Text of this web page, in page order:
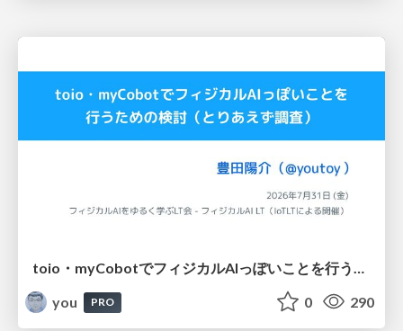
you
PRO 0 290